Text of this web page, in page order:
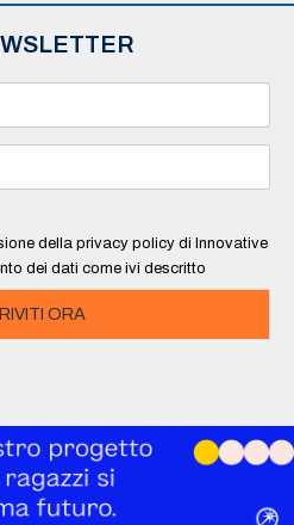
della privacy policy di Innovative
dei dati come ivi descritto
ORA